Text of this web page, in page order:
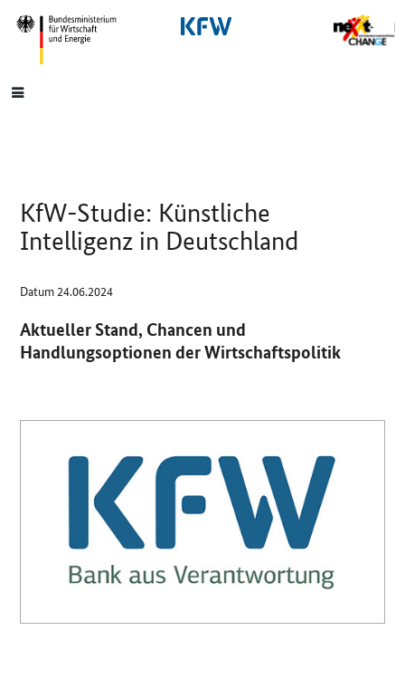
SrOnlyNavigation
Hauptmenü
KfW-Studie: Künstliche
Intelligenz in Deutschland
Datum 24.06.2024
Aktueller Stand, Chancen und
Handlungsoptionen der Wirtschaftspolitik